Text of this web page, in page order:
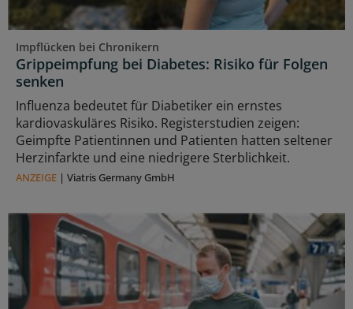
Impflücken bei Chronikern
Grippeimpfung bei Diabetes: Risiko für Folgen
senken
Influenza bedeutet für Diabetiker ein ernstes
kardiovaskuläres Risiko. Registerstudien zeigen:
Geimpfte Patientinnen und Patienten hatten seltener
Herzinfarkte und eine niedrigere Sterblichkeit.
ANZEIGE | Viatris Germany GmbH